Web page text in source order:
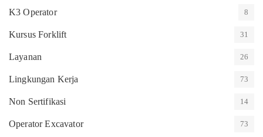
K3 Operator 8
Kursus Forklift 31
Layanan 26
Lingkungan Kerja 73
Non Sertifikasi 14
Operator Excavator 73